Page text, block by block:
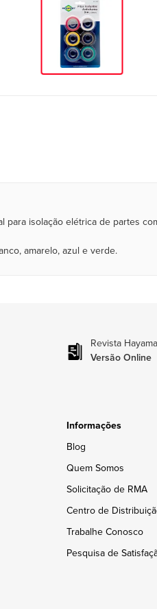
para isolação elétrica de partes
amarelo, azul e verde.
Revista
Versão Online
Informações
Blog
Quem Somos
Solicitação de RMA
Centro de
Trabalhe Conosco
Pesquisa de